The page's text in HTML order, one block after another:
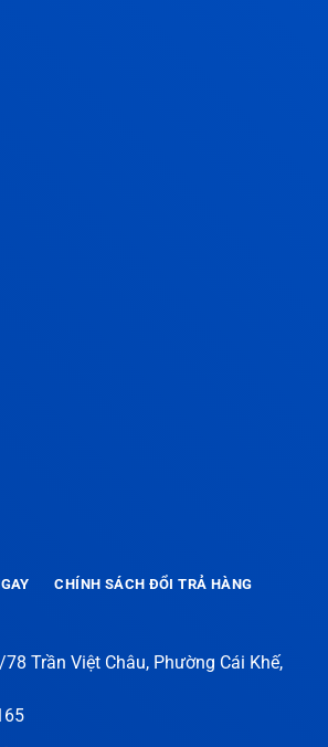
Trần Việt Châu, Phường Cái Khế,
CHÍNH SÁCH ĐỔI TRẢ HÀNG